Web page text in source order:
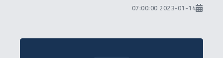
2023-01-14 07:00:00